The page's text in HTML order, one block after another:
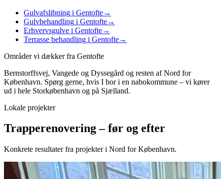
Gulvafslibning i Gentofte→
Gulvbehandling i Gentofte→
Erhvervsgulve i Gentofte→
Terrasse behandling i Gentofte→
Områder vi dækker fra Gentofte
Bernstorffsvej, Vangede og Dyssegård og resten afNord for
København. Spørg gerne, hvis I bor i en nabokommune – vi kører
ud i hele Storkøbenhavn og på Sjælland.
Lokale projekter
Trapperenovering– før og efter
Konkrete resultater fra projekter i Nord for København.